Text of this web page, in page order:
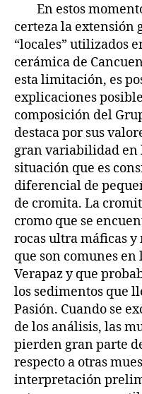
En estos
certeza la extensión
“locales” utilizados
cerámica de
esta limitación, es
explicaciones
composición del
destaca por sus
gran variabilidad en
situación que es
diferencial de
de cromita. La
cromo que se
rocas ultra máficas
que son comunes
Verapaz y que
los sedimentos que
Pasión. Cuando se
de los análisis, las
pierden gran parte
respecto a otras
interpretación